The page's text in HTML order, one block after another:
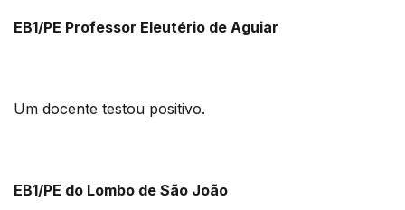
EB1/PE Professor Eleutério de Aguiar
Um docente testou positivo.
EB1/PE do Lombo de São João